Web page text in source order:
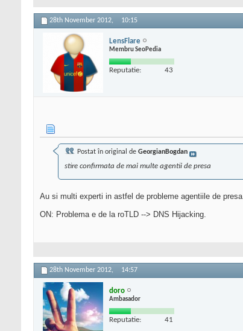
28th November 2012, 10:15
LensFlare
Membru SeoPedia
Reputatie: 43
Postat în original de GeorgianBogdan
stire confirmata de mai multe agentii de presa
Au si multi experti in astfel de probleme agentiile de
ON: Problema e de la roTLD --> DNS Hijacking.
28th November 2012, 14:57
doro
Ambasador
Reputatie: 41